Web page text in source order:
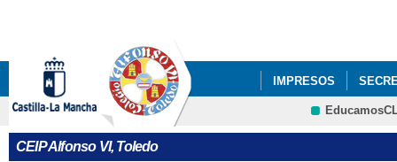
IMPRESOS
PROYECTOS DE
CEIP Alfonso VI, Toledo